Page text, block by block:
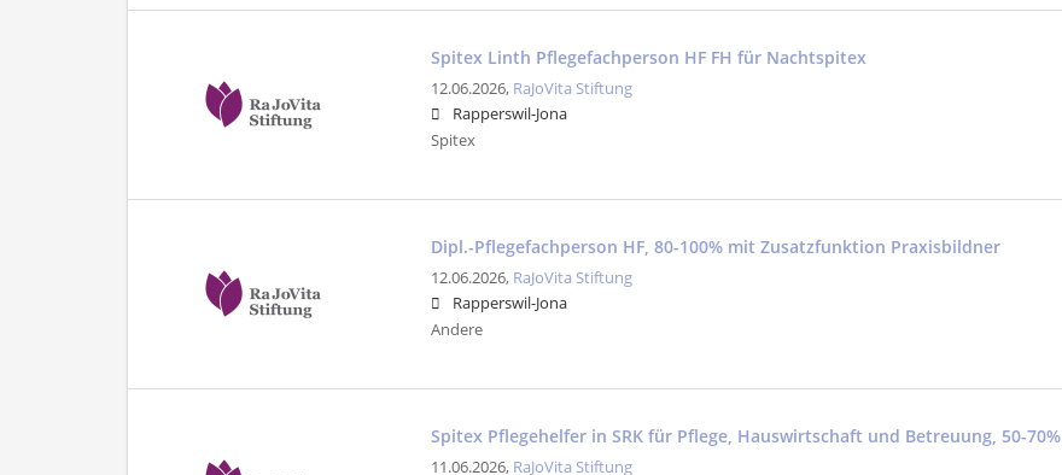
Spitex Linth Pflegefachperson HF FH für Nachtspitex
12.06.2026, RaJoVita Stiftung
Rapperswil-Jona
Spitex
Dipl.-Pflegefachperson HF, 80-100% mit Zusatzfunktion Praxisbildner
12.06.2026, RaJoVita Stiftung
Rapperswil-Jona
Andere
Spitex Pflegehelfer in SRK für Pflege, Hauswirtschaft und Betreuung, 50-70%
11.06.2026, RaJoVita Stiftung